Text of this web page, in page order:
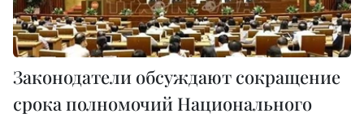
Законодатели обсуждают сокращение
срока полномочий Национального